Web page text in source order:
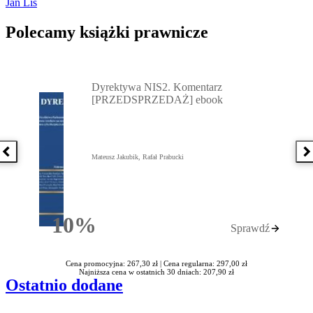
Jan Lis
Polecamy książki prawnicze
Poprzednia książka
10%Rabatu
Dyrektywa NIS2. Komentarz
[PRZEDSPRZEDAŻ] ebook
Mateusz Jakubik, Rafał Prabucki
Sprawdź
Cena promocyjna: 267,30 zł | Cena regularna: 297,00 zł
Najniższa cena w ostatnich 30 dniach: 207,90 zł
Ostatnio dodane